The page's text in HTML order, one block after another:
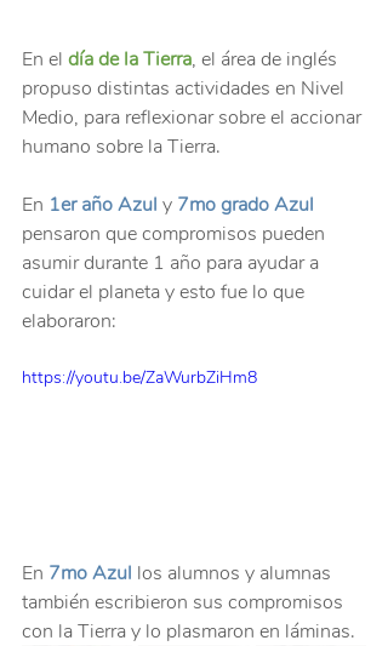
En el día de la Tierra, el área de inglés
propuso distintas actividades en Nivel
Medio, para reflexionar sobre el accionar
humano sobre la Tierra.
En 1er año Azul y 7mo grado Azul
pensaron que compromisos pueden
asumir durante 1 año para ayudar a
cuidar el planeta y esto fue lo que
elaboraron:
https://youtu.be/ZaWurbZiHm8
En 7mo Azul los alumnos y alumnas
también escribieron sus compromisos
con la Tierra y lo plasmaron en láminas.